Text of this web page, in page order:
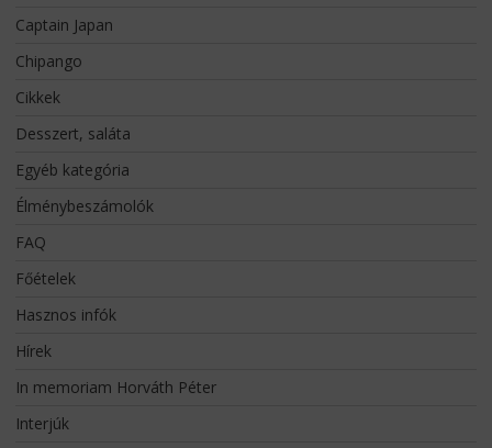
Captain Japan
Chipango
Cikkek
Desszert, saláta
Egyéb kategória
Élménybeszámolók
FAQ
Főételek
Hasznos infók
Hírek
In memoriam Horváth Péter
Interjúk